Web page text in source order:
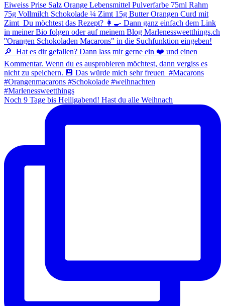
Noch 9 Tage bis Heiligabend! Hast du alle Weihnach